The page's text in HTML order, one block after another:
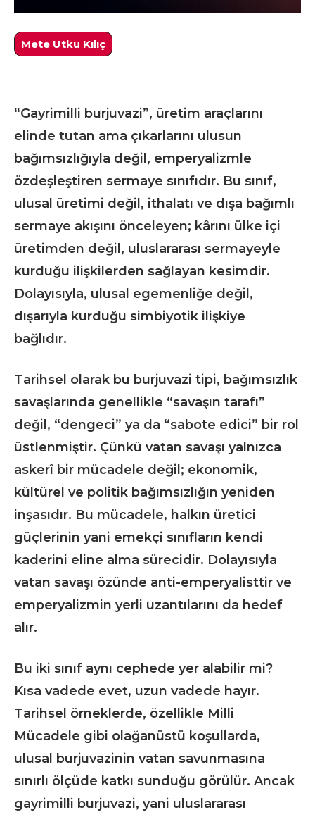
Mete Utku Kılıç
“Gayrimilli burjuvazi”, üretim araçlarını
elinde tutan ama çıkarlarını ulusun
bağımsızlığıyla değil, emperyalizmle
özdeşleştiren sermaye sınıfıdır. Bu sınıf,
ulusal üretimi değil, ithalatı ve dışa bağımlı
sermaye akışını önceleyen; kârını ülke içi
üretimden değil, uluslararası sermayeyle
kurduğu ilişkilerden sağlayan kesimdir.
Dolayısıyla, ulusal egemenliğe değil,
dışarıyla kurduğu simbiyotik ilişkiye
bağlıdır.
Tarihsel olarak bu burjuvazi tipi, bağımsızlık
savaşlarında genellikle “savaşın tarafı”
değil, “dengeci” ya da “sabote edici” bir rol
üstlenmiştir. Çünkü vatan savaşı yalnızca
askerî bir mücadele değil; ekonomik,
kültürel ve politik bağımsızlığın yeniden
inşasıdır. Bu mücadele, halkın üretici
güçlerinin yani emekçi sınıfların kendi
kaderini eline alma sürecidir. Dolayısıyla
vatan savaşı özünde anti-emperyalisttir ve
emperyalizmin yerli uzantılarını da hedef
alır.
Bu iki sınıf aynı cephede yer alabilir mi?
Kısa vadede evet, uzun vadede hayır.
Tarihsel örneklerde, özellikle Milli
Mücadele gibi olağanüstü koşullarda,
ulusal burjuvazinin vatan savunmasına
sınırlı ölçüde katkı sunduğu görülür. Ancak
gayrimilli burjuvazi, yani uluslararası